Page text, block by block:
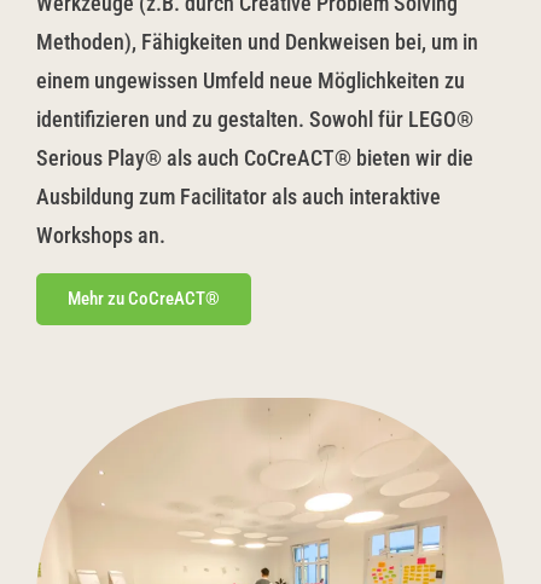
Methoden), Fähigkeiten und Denkweisen bei, um in
einem ungewissen Umfeld neue Möglichkeiten zu
identifizieren und zu gestalten. Sowohl für LEGO®
Serious Play® als auch CoCreACT® bieten wir die
Ausbildung zum Facilitator als auch interaktive
Workshops an.
Mehr zu CoCreACT®